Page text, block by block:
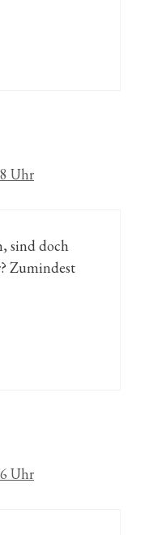
Uhr
sind doch
Zumindest
Uhr